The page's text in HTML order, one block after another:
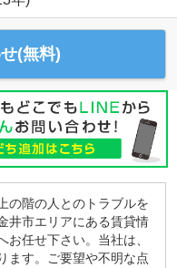
(無料)
の階の人とのトラブルを
井市エリアにある賃貸情
任せ下さい。当社は、
ます。ご要望や不明な点